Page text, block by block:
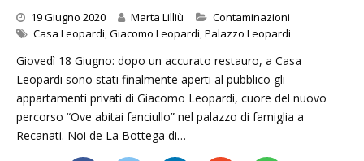
19 Giugno 2020 Marta Lilliù Categories
Contaminazioni
Casa Leopardi,Giacomo Leopardi,Palazzo Leopardi
Giovedì 18 Giugno: dopo un accurato restauro, a Casa
Leopardi sono stati finalmente aperti al pubblico gli
appartamenti privati di Giacomo Leopardi, cuore del nuovo
percorso “Ove abitai fanciullo” nel palazzo di famiglia a
Recanati. Noi de La Bottega di…